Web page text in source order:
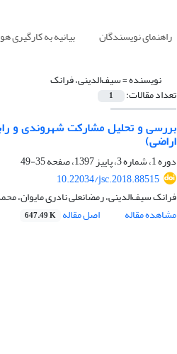
راهنمای نویسندگان بیانیه به
نویسنده =سیف‌الدینی، فرانک
تعداد مقالات: 1
بررسی و تحلیل مشارکت شهروندی و
اراضی)
دوره 1، شماره 3، پاییز 1397، صفحه
35-49
10.22034/jsc.2018.88515
فرانک سیف‌الدینی، رمضانعلی نادری مایوان،
مشاهده مقاله
اصل مقاله 647.49 K